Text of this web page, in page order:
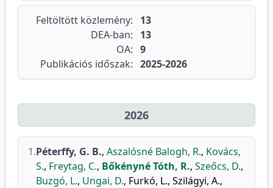
Feltöltött közlemény:
13
DEA-ban:
13
OA: 9
Publikációs időszak: 2025-2026
2026
1.Péterffy, G. B., Aszalósné Balogh, R., Kovács,
S., Freytag, C., Bőkényné Tóth, R., Szeőcs, D.,
Buzgó, L., Ungai, D., Furkó, L., Szilágyi, A.,